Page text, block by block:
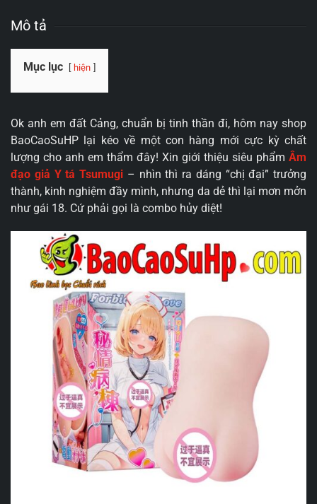
Mô tả
Mục lục hiện
Ok anh em đất Cảng, chuẩn bị tinh thần đi, hôm nay shop
BaoCaoSuHP lại kéo về một con hàng mới cực kỳ chất
lượng cho anh em thẩm đây! Xin giới thiệu siêu phẩm Âm
đạo giả Y tá Tsumugi – nhìn thì ra dáng “chị đại” trưởng
thành, kinh nghiệm đầy mình, nhưng da dẻ thì lại mơn mởn
như gái 18. Cứ phải gọi là combo hủy diệt!